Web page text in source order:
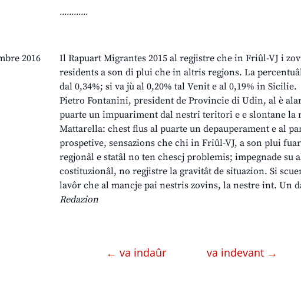
............
2016
Il Rapuart Migrantes 2015 al regjistre che in Friûl-VJ i
residents a son di plui che in altris regjons. La
dal 0,34%; si va jù al 0,20% tal Venit e al 0,19% in Sicilie.
Pietro Fontanini, president de Provincie di Udin, al è
puarte un impuariment dal nestri teritori e e slontane
Mattarella: chest flus al puarte un depauperament e al
prospetive, sensazions che chi in Friûl-VJ, a son plui
regjonâl e statâl no ten chescj problemis; impegnade
costituzionâl, no regjistre la gravitât de situazion. Si
lavôr che al mancje pai nestris zovins, la nestre int. Un
Redazion
← va indaûr va indevant →